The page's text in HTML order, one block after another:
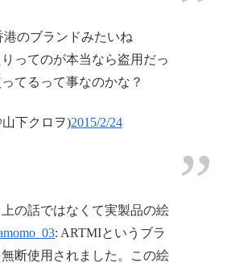
のブランドみたいね
ってのが本当なら盗用だっ
てるって事なのかな？
山下クロヲ)2015/2/24
の話ではなくて実製品の絵
: ARTMIというブラ
断使用されました。この絵